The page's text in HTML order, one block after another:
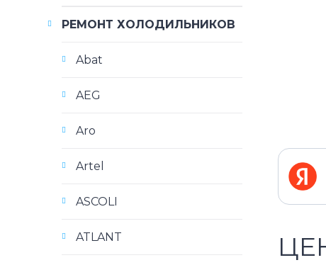
РЕМОНТ ХОЛОДИЛЬНИКОВ
Abat
AEG
Aro
Artel
ASCOLI
ATLANT